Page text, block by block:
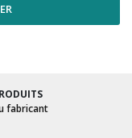
fabricant